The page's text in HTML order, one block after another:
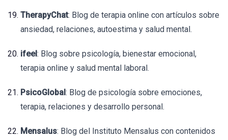
TherapyChat: Blog de terapia online con artículos sobre
ansiedad, relaciones, autoestima y salud mental.
ifeel: Blog sobre psicología, bienestar emocional,
terapia online y salud mental laboral.
PsicoGlobal: Blog de psicología sobre emociones,
terapia, relaciones y desarrollo personal.
Mensalus: Blog del Instituto Mensalus con contenidos